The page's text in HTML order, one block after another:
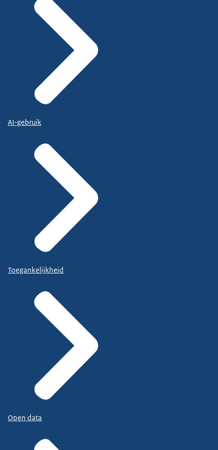
AI-gebruik
Toegankelijkheid
Open data